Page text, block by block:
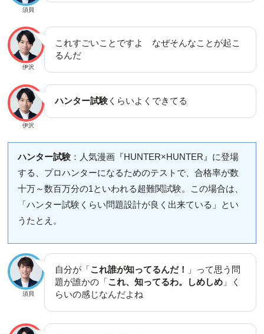
須貝
伊沢
これすごいことですよ なぜそんなことが起こ
るんだ
伊沢
ハンター試験 くらいよくできてる
ハンター試験：人気漫画『HUNTER×HUNTER』に登場
する、プロハンターになるためのテストで、合格率が数
十万～数百万分の1といわれる超難関試験。この場合は、
「ハンター試験くらい問題設計が良く出来ている」とい
うたとえ。
須貝
自分が「これ誰が知ってるんだ！
」って思う問
題が誰かの「これ、知ってるわ。しめしめ 」く
らいの感じなんだよね